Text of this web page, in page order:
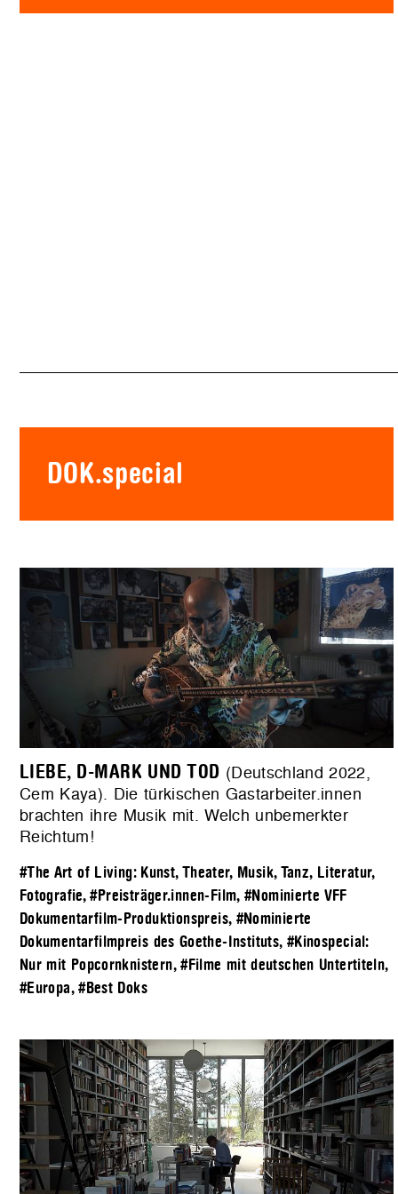
DOK.special
LIEBE, D-MARK UND TOD (Deutschland 2022,
Cem Kaya). Die türkischen Gastarbeiter.innen
brachten ihre Musik mit. Welch unbemerkter
Reichtum!
#The Art of Living: Kunst, Theater, Musik, Tanz, Literatur,
Fotografie,#Preisträger.innen-Film, #Nominierte VFF
Dokumentarfilm-Produktionspreis, #Nominierte
Dokumentarfilmpreis des Goethe-Instituts, #Kinospecial:
Nur mit Popcornknistern,#Filme mit deutschen Untertiteln,
#Europa,#Best Doks